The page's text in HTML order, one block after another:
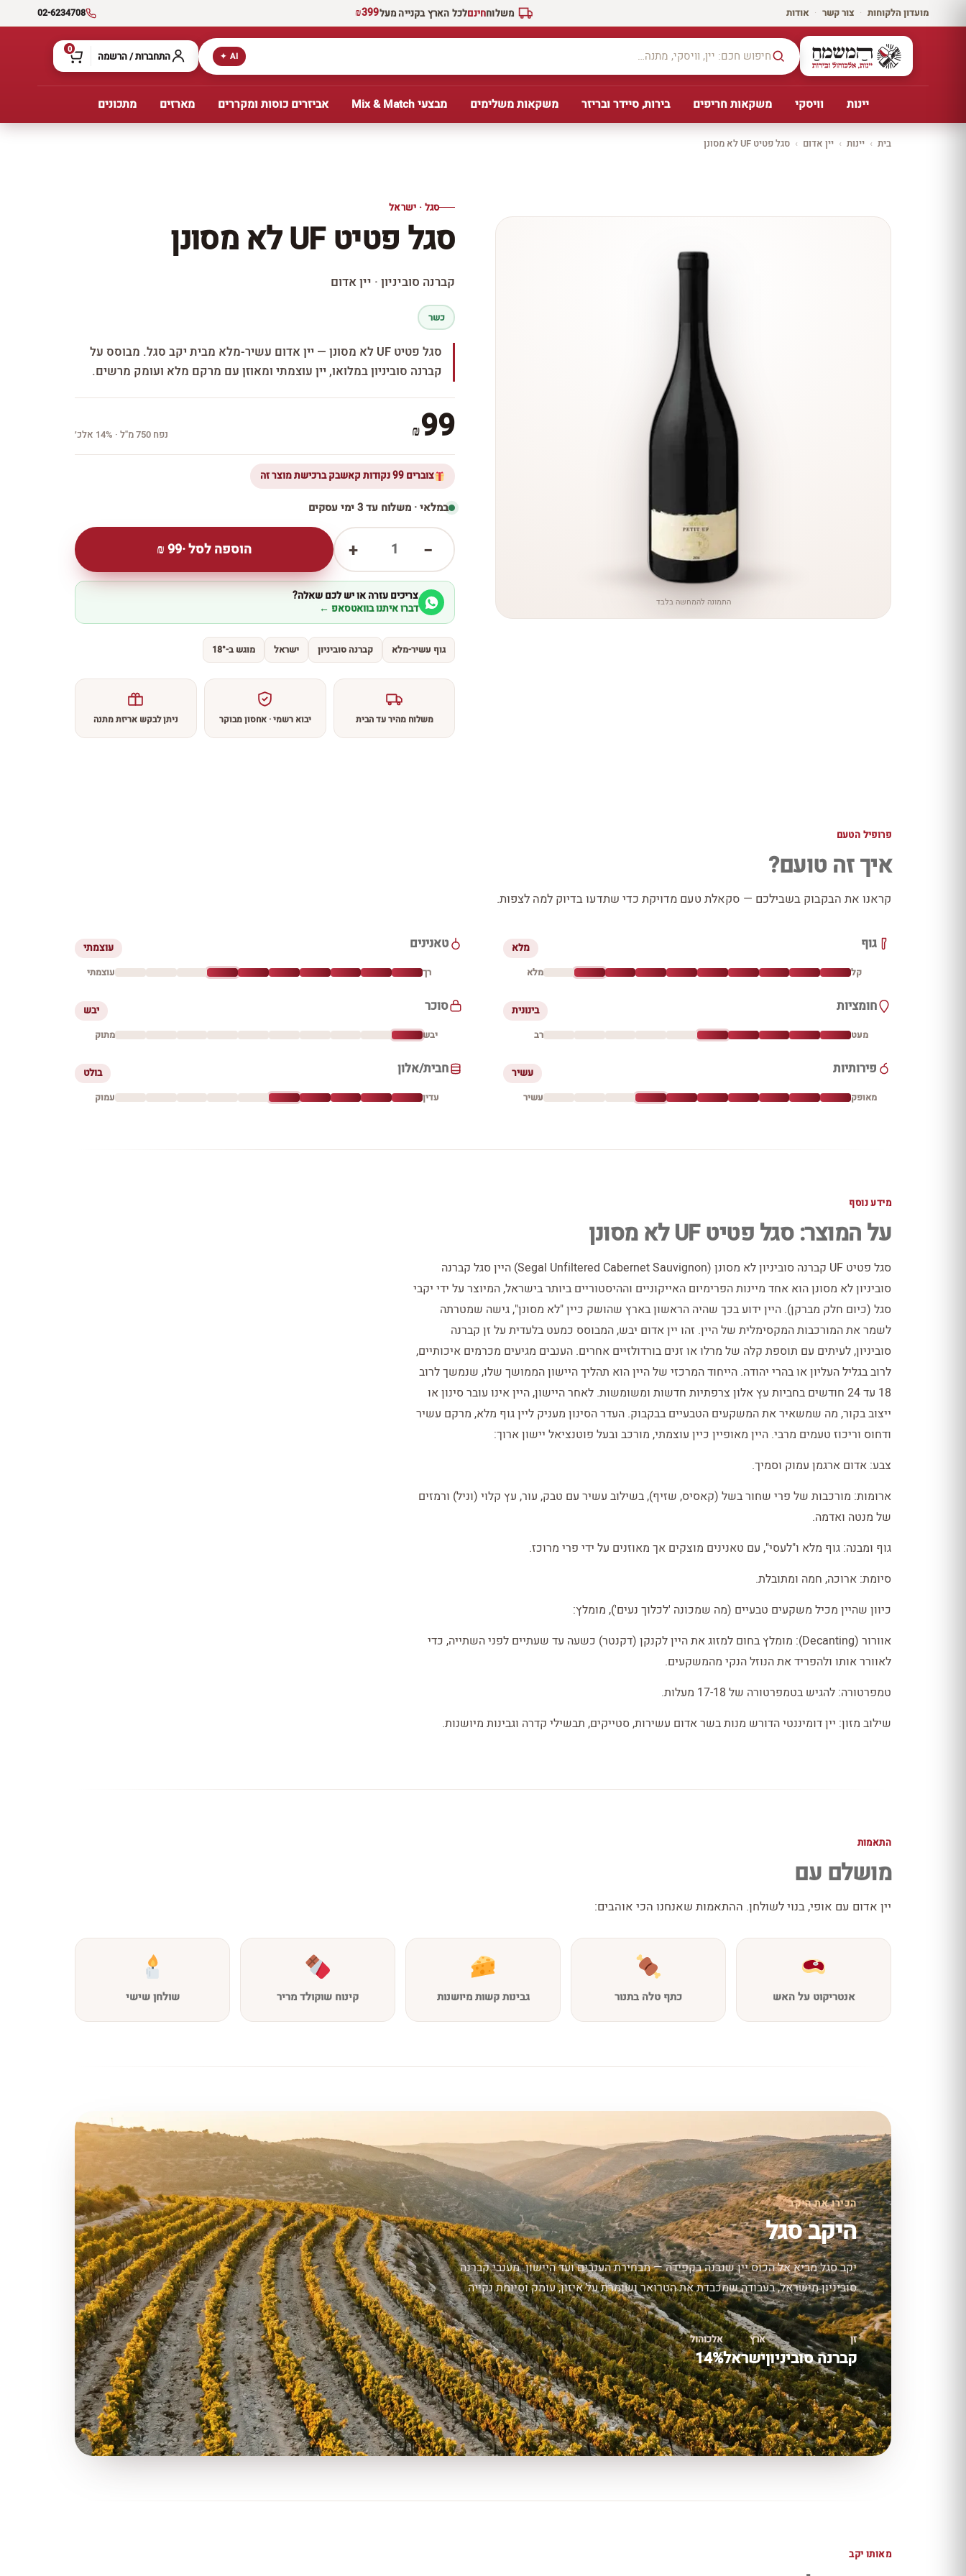
מועדון הלקוחות · צור קשר · אודות משלוחחינםלכל הארץ בקנייה מעל₪399
02-6234708
AI ✦ התחברות / הרשמה 0
יינות וויסקי משקאות חריפים בירות, סיידר ובריזר משקאות משלימים מבצעי Mix & Match אביזרים כוסות ומקררים מארזים מתכונים
בית › יינות › יין אדום › סגל פטיט UF לא מסונן
כל
לכל יינות יקב ירושלים ←
סגל · ישראל
סגל פטיט UF לא מסונן
קברנה סוביניון · יין אדום
התמונה להמחשה בלבד
כשר
סגל פטיט UF לא מסונן — יין אדום עשיר-מלא מבית יקב סגל. מבוסס על
קברנה סוביניון במלואו, יין עוצמתי ומאוזן עם מרקם מלא ועומק מרשים.
₪99 נפח 750 מ''ל · 14% אלכ׳
צוברים 99 נקודות קאשבק ברכישת מוצר זה
במלאי · משלוח עד 3 ימי עסקים
−
1
+ הוספה לסל ·99
₪
צריכים עזרה או יש לכם שאלה?
דברו איתנו בוואטסאפ ←
גוף עשיר-מלא קברנה סוביניון ישראל מוגש ב-18°
משלוח מהיר עד הבית יבוא רשמי · אחסון מבוקר ניתן לבקש אריזת מתנה
פרופיל הטעם
איך זה טועם?
קראנו את הבקבוק בשבילכם — סקאלת טעם מדויקת כדי שתדעו בדיוק למה לצפות.
גוף מלא
קל מלא
טאנינים עוצמתי
רך עוצמתי
חומציות בינונית
מעט רב
סוכר יבש
יבש מתוק
פירותיות עשיר
מאופק עשיר
חבית/אלון בולט
עדין עמוק
מידע נוסף
על המוצר: סגל פטיט UF לא מסונן
סגל פטיט UF קברנה סוביניון לא מסונן (Segal Unfiltered Cabernet Sauvignon) היין סגל קברנה
סוביניון לא מסונן הוא אחד מיינות הפרימיום האייקוניים וההיסטוריים ביותר בישראל, המיוצר על ידי יקבי
סגל (כיום חלק מברקן). היין ידוע בכך שהיה הראשון בארץ שהושק כיין "לא מסונן", גישה שמטרתה
לשמר את המורכבות המקסימלית של היין. זהו יין אדום יבש, המבוסס כמעט בלעדית על זן קברנה
סוביניון, לעיתים עם תוספת קלה של מרלו או זנים בורדולזיים אחרים. הענבים מגיעים מכרמים איכותיים,
לרוב בגליל העליון או בהרי יהודה. הייחוד המרכזי של היין הוא תהליך היישון הממושך שלו, שנמשך לרוב
18 עד 24 חודשים בחביות עץ אלון צרפתיות חדשות ומשומשות. לאחר היישון, היין אינו עובר סינון או
ייצוב בקור, מה שמשאיר את המשקעים הטבעיים בבקבוק. העדר הסינון מעניק ליין גוף מלא, מרקם עשיר
ודחוס וריכוז טעמים מרבי. היין מאופיין כיין עוצמתי, מורכב ובעל פוטנציאל יישון ארוך:
צבע: אדום ארגמן עמוק וסמיך.
ארומות: מורכבות של פרי שחור בשל (קאסיס, שזיף), בשילוב עשיר עם טבק, עור, עץ קלוי (וניל) ורמזים
של מנטה ואדמה.
גוף ומבנה: גוף מלא ו"לעסי", עם טאנינים מוצקים אך מאוזנים על ידי פרי מרוכז.
סיומת: ארוכה, חמה ומתובלת.
כיוון שהיין מכיל משקעים טבעיים (מה שמכונה 'לכלוך נעים'), מומלץ:
אוורור (Decanting): מומלץ בחום למזוג את היין לקנקן (דקנטר) כשעה עד שעתיים לפני השתייה, כדי
לאוורר אותו ולהפריד את הנוזל הנקי מהמשקעים.
טמפרטורה: להגיש בטמפרטורה של 17-18 מעלות.
שילוב מזון: יין דומיננטי הדורש מנות בשר אדום עשירות, סטייקים, תבשילי קדרה וגבינות מיושנות.
התאמות
מושלם עם
יין אדום עם אופי, בנוי לשולחן. ההתאמות שאנחנו הכי אוהבים:
אנטריקוט על האש כתף טלה בתנור גבינות קשות מיושנות קינוח שוקולד מריר שולחן שישי
הכירו את היקב
היקב סגל
יקב סגל מביא אל הכוס יין שנבנה בקפידה — מבחירת הענבים ועד היישון. מענבי קברנה
סוביניון מישראל, בעבודה שמכבדת את הטרואר ושומרת על איזון, עומק וסיומת נקייה.
זן
קברנה סוביניון
ארץ
ישראל
אלכוהול
14%
מאותו יקב